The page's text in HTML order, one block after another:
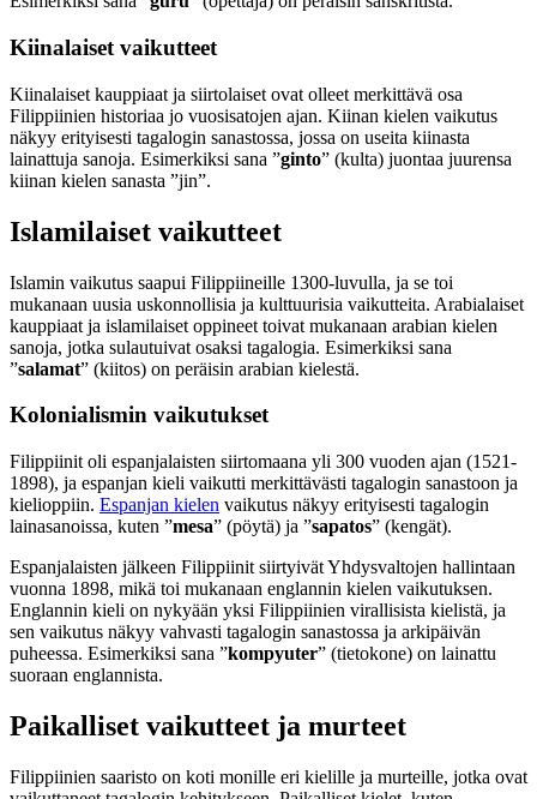
Kiinalaiset vaikutteet
Kiinalaiset kauppiaat ja siirtolaiset ovat olleet merkittävä osa
Filippiinien historiaa jo vuosisatojen ajan. Kiinan kielen vaikutus
näkyy erityisesti tagalogin sanastossa, jossa on useita kiinasta
lainattuja sanoja. Esimerkiksi sana ”ginto” (kulta) juontaa juurensa
kiinan kielen sanasta ”jin”.
Islamilaiset vaikutteet
Islamin vaikutus saapui Filippiineille 1300-luvulla, ja se toi
mukanaan uusia uskonnollisia ja kulttuurisia vaikutteita. Arabialaiset
kauppiaat ja islamilaiset oppineet toivat mukanaan arabian kielen
sanoja, jotka sulautuivat osaksi tagalogia. Esimerkiksi sana
”salamat” (kiitos) on peräisin arabian kielestä.
Kolonialismin vaikutukset
Filippiinit oli espanjalaisten siirtomaana yli 300 vuoden ajan (1521-
1898), ja espanjan kieli vaikutti merkittävästi tagalogin sanastoon ja
kielioppiin. Espanjan kielen vaikutus näkyy erityisesti tagalogin
lainasanoissa, kuten ”mesa” (pöytä) ja ”sapatos” (kengät).
Espanjalaisten jälkeen Filippiinit siirtyivät Yhdysvaltojen hallintaan
vuonna 1898, mikä toi mukanaan englannin kielen vaikutuksen.
Englannin kieli on nykyään yksi Filippiinien virallisista kielistä, ja
sen vaikutus näkyy vahvasti tagalogin sanastossa ja arkipäivän
puheessa. Esimerkiksi sana ”kompyuter” (tietokone) on lainattu
suoraan englannista.
Paikalliset vaikutteet ja murteet
Filippiinien saaristo on koti monille eri kielille ja murteille, jotka ovat